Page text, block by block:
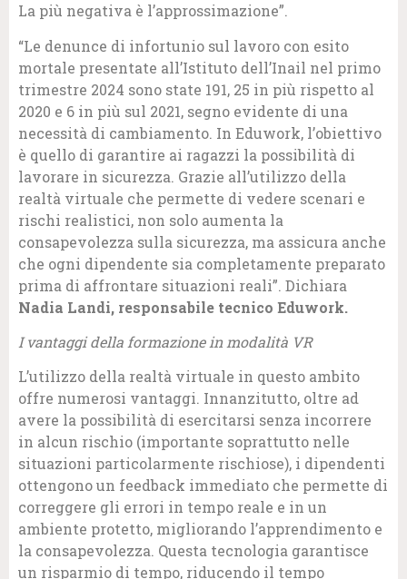
La più negativa è l’approssimazione”.
“Le denunce di infortunio sul lavoro con esito
mortale presentate all’Istituto dell’Inail nel primo
trimestre 2024 sono state 191, 25 in più rispetto al
2020 e 6 in più sul 2021, segno evidente di una
necessità di cambiamento. In Eduwork, l’obiettivo
è quello di garantire ai ragazzi la possibilità di
lavorare in sicurezza. Grazie all’utilizzo della
realtà virtuale che permette di vedere scenari e
rischi realistici, non solo aumenta la
consapevolezza sulla sicurezza, ma assicura anche
che ogni dipendente sia completamente preparato
prima di affrontare situazioni reali”. Dichiara
Nadia Landi, responsabile tecnico Eduwork.
I vantaggi della formazione in modalità VR
L’utilizzo della realtà virtuale in questo ambito
offre numerosi vantaggi. Innanzitutto, oltre ad
avere la possibilità di esercitarsi senza incorrere
in alcun rischio (importante soprattutto nelle
situazioni particolarmente rischiose), i dipendenti
ottengono un feedback immediato che permette di
correggere gli errori in tempo reale e in un
ambiente protetto, migliorando l’apprendimento e
la consapevolezza. Questa tecnologia garantisce
un risparmio di tempo, riducendo il tempo